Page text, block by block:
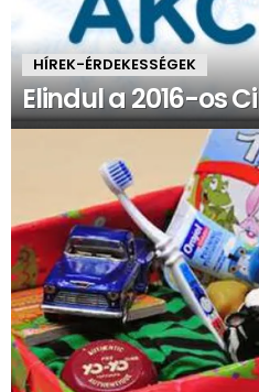
HÍREK-ÉRDEKESSÉGEK
Elindul a 2016-os